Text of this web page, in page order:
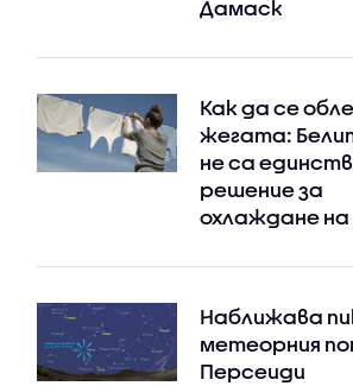
Дамаск
Как да се
жегата:
не са
решение за
охлаждане
Наближава
метеорния
Персеиди